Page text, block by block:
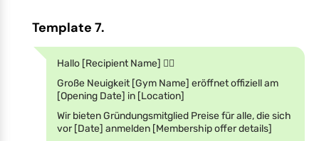
Template 7.
Hallo [Recipient Name] 🏋️‍♀️
Große Neuigkeit [Gym Name] eröffnet offiziell am
[Opening Date] in [Location]
Wir bieten Gründungsmitglied Preise für alle, die sich
vor [Date] anmelden [Membership offer details]